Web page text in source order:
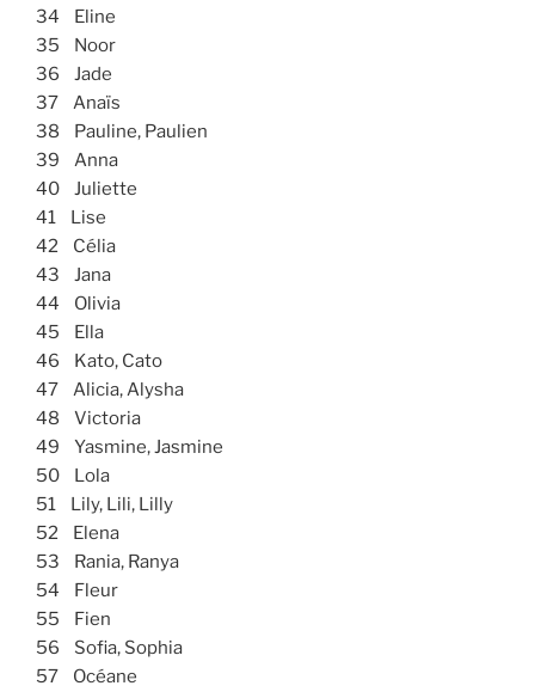
34 Eline
35 Noor
36 Jade
37 Anaïs
38 Pauline, Paulien
39 Anna
40 Juliette
41 Lise
42 Célia
43 Jana
44 Olivia
45 Ella
46 Kato, Cato
47 Alicia, Alysha
48 Victoria
49 Yasmine, Jasmine
50 Lola
51 Lily, Lili, Lilly
52 Elena
53 Rania, Ranya
54 Fleur
55 Fien
56 Sofia, Sophia
57 Océane